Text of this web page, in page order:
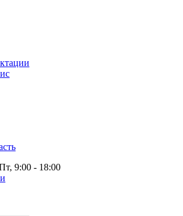
9:00 - 18:00